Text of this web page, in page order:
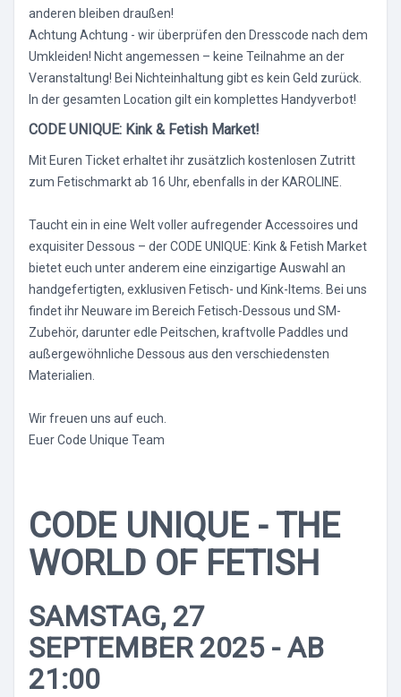
anderen bleiben draußen!
Achtung Achtung - wir überprüfen den Dresscode nach dem
Umkleiden! Nicht angemessen – keine Teilnahme an der
Veranstaltung! Bei Nichteinhaltung gibt es kein Geld zurück.
In der gesamten Location gilt ein komplettes Handyverbot!
CODE UNIQUE: Kink & Fetish Market!
Mit Euren Ticket erhaltet ihr zusätzlich kostenlosen Zutritt
zum Fetischmarkt ab 16 Uhr, ebenfalls in der KAROLINE.
Taucht ein in eine Welt voller aufregender Accessoires und
exquisiter Dessous – der CODE UNIQUE: Kink & Fetish Market
bietet euch unter anderem eine einzigartige Auswahl an
handgefertigten, exklusiven Fetisch- und Kink-Items. Bei uns
findet ihr Neuware im Bereich Fetisch-Dessous und SM-
Zubehör, darunter edle Peitschen, kraftvolle Paddles und
außergewöhnliche Dessous aus den verschiedensten
Materialien.
Wir freuen uns auf euch.
Euer Code Unique Team
CODE UNIQUE - THE
WORLD OF FETISH
SAMSTAG, 27
SEPTEMBER 2025 - AB
21:00